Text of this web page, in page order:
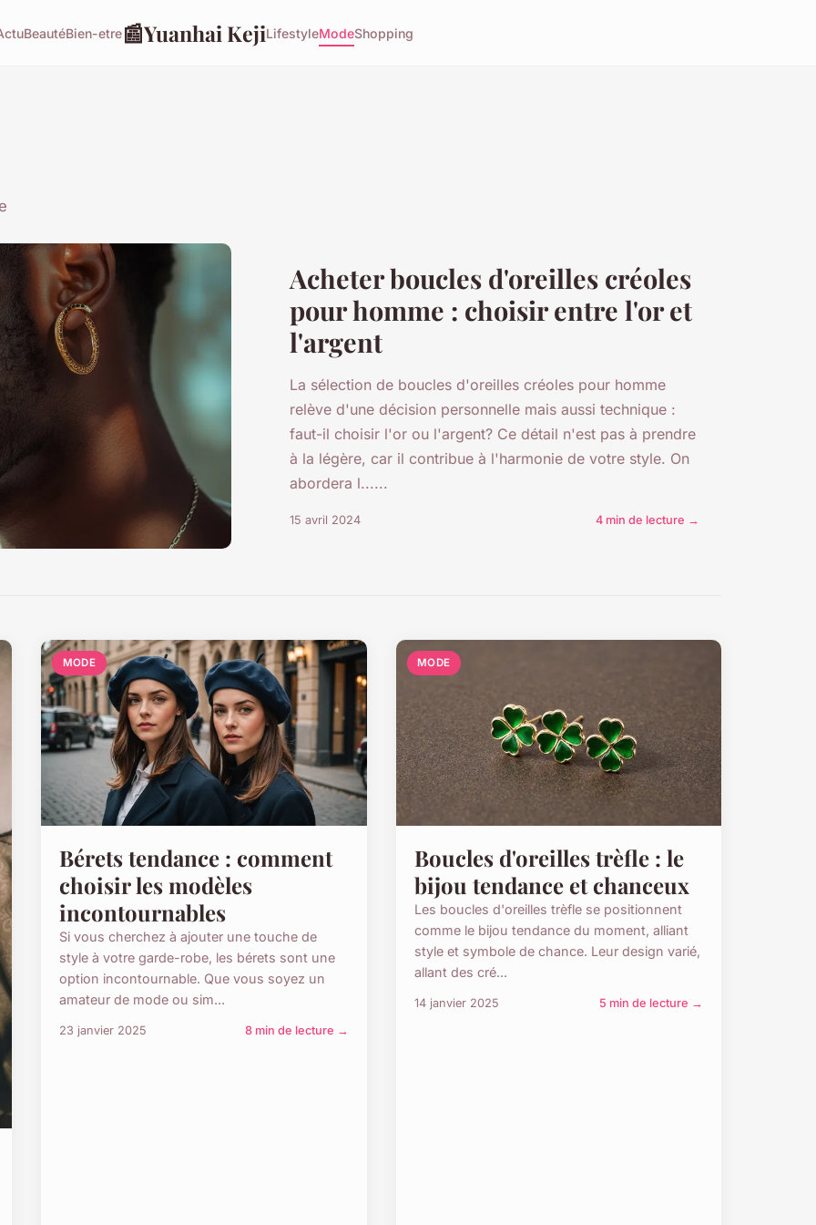
BeautéBien-etre📰Yuanhai KejiLifestyleModeShopping
Acheter boucles d'oreilles créoles
pour homme : choisir entre l'or et
l'argent
La sélection de boucles d'oreilles créoles pour homme
relève d'une décision personnelle mais aussi technique :
faut-il choisir l'or ou l'argent? Ce détail n'est pas à prendre
à la légère, car il contribue à l'harmonie de votre style. On
abordera l......
15 avril 2024 4 min de lecture →
MODE
Bérets tendance : comment
choisir les modèles
incontournables
Si vous cherchez à ajouter une touche de
style à votre garde-robe, les bérets sont une
option incontournable. Que vous soyez un
amateur de mode ou sim...
23 janvier 2025 8 min de lecture →
MODE
Boucles d'oreilles trèfle : le
bijou tendance et chanceux
Les boucles d'oreilles trèfle se positionnent
comme le bijou tendance du moment, alliant
style et symbole de chance. Leur design varié,
allant des cré...
14 janvier 2025 5 min de lecture →